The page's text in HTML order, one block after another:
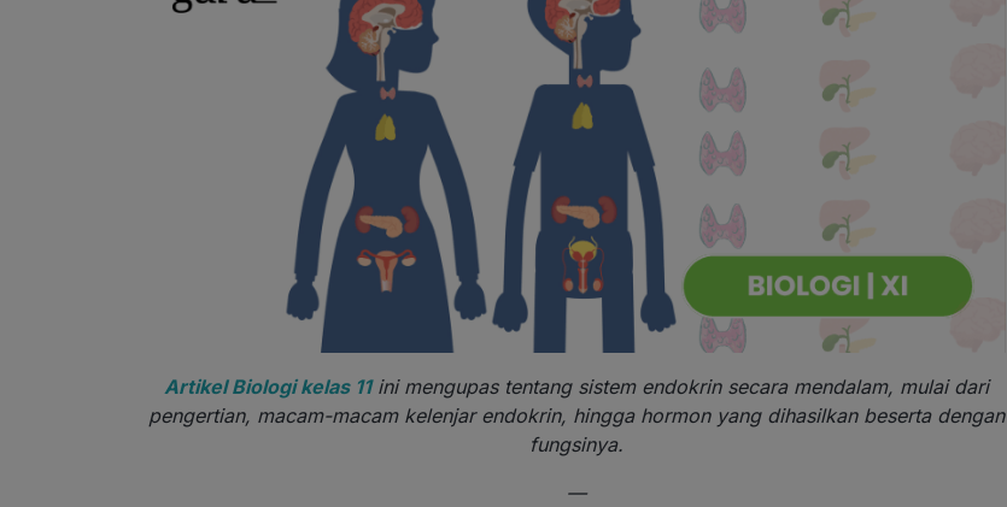
Artikel Biologi kelas 11ini mengupas tentang sistem endokrin secara mendalam, mulai dari
pengertian, macam-macam kelenjar endokrin, hingga hormon yang dihasilkan beserta dengan
fungsinya.
—